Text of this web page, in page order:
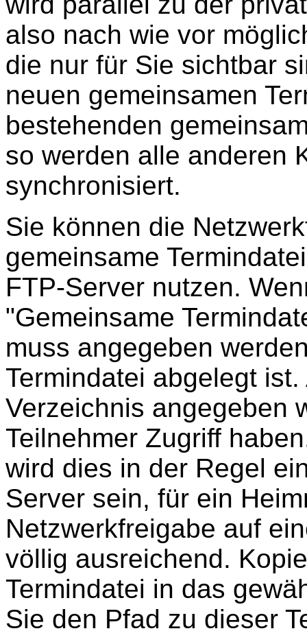
also nach wie vor
die nur für Sie sichtbar
neuen gemeinsamen
bestehenden
so werden alle anderen
synchronisiert.
Sie können die
gemeinsame
FTP-Server nutzen.
"Gemeinsame
muss angegeben
Termindatei abgelegt
Verzeichnis angegeben
Teilnehmer Zugriff
wird dies in der Regel
Server sein, für ein
Netzwerkfreigabe auf
völlig ausreichend.
Termindatei in das
Sie den Pfad zu dieser